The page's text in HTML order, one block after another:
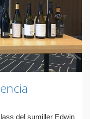
del sumiller Edwin